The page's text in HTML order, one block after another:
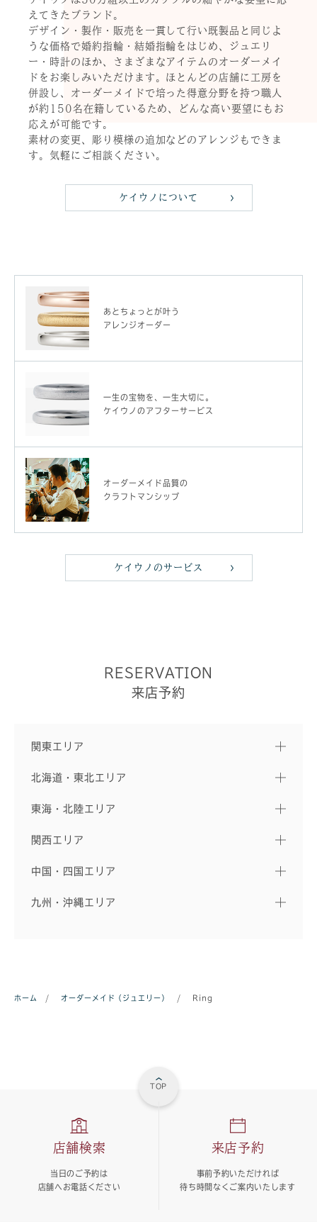
えてきたブランド。
デザイン・製作・販売を一貫して行い既製品と同じよ
うな価格で婚約指輪・結婚指輪をはじめ、ジュエリ
ー・時計のほか、さまざまなアイテムのオーダーメイ
ドをお楽しみいただけます。ほとんどの店舗に工房を
併設し、オーダーメイドで培った得意分野を持つ職人
が約150名在籍しているため、どんな高い要望にもお
応えが可能です。
素材の変更、彫り模様の追加などのアレンジもできま
す。気軽にご相談ください。
ケイウノについて
あとちょっとが叶う
アレンジオーダー
一生の宝物を、一生大切に。
ケイウノのアフターサービス
オーダーメイド品質の
クラフトマンシップ
ケイウノのサービス
RESERVATION
来店予約
関東エリア
北海道・東北エリア
東海・北陸エリア
関西エリア
中国・四国エリア
九州・沖縄エリア
ホーム / オーダーメイド（ジュエリー） / Ring
TOP
店舗検索
当日のご予約は
店舗へお電話ください
来店予約
事前予約いただければ
待ち時間なくご案内いたします